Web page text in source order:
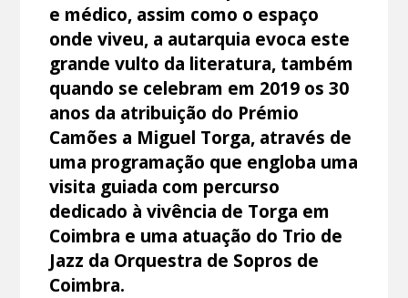
e médico, assim como o espaço
onde viveu, a autarquia evoca este
grande vulto da literatura, também
quando se celebram em 2019 os 30
anos da atribuição do Prémio
Camões a Miguel Torga, através de
uma programação que engloba uma
visita guiada com percurso
dedicado à vivência de Torga em
Coimbra e uma atuação do Trio de
Jazz da Orquestra de Sopros de
Coimbra.